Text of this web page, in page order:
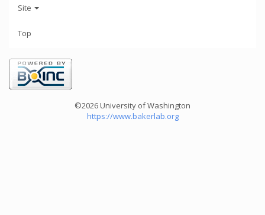
Site
Top
©2026 University of Washington
https://www.bakerlab.org